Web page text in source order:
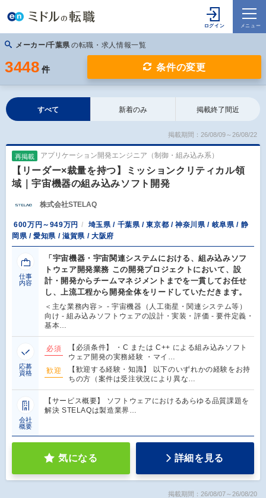
メーカー/千葉県 の転職・求人情報一覧
3448 件 条件の変更
すべて 新着のみ 掲載終了間近
掲載期間：26/08/09～26/08/22
再掲載 アプリケーション開発エンジニア（制御・組み込み系）
【リーダー×裁量を持つ】ミッションクリティカル領
域｜宇宙機器の組み込みソフト開発
株式会社STELAQ
600万円～949万円
埼玉県 / 千葉県 / 東京都 / 神奈川県 / 岐阜県 / 静
岡県 / 愛知県 / 滋賀県 / 大阪府
仕事
内容
「宇宙機器・宇宙関連システムにおける、組み込みソフ
トウェア開発業務 この開発プロジェクトにおいて、設
計・開発からチームマネジメントまでを一貫してお任せ
し、上流工程から開発全体をリードしていただきます。
＜主な業務内容＞ - 宇宙機器（人工衛星・関連システム等）
向け - 組み込みソフトウェアの設計・実装・評価 - 要件定義・
基本…
応募
資格
必須
【必須条件】 ・C または C++ による組み込みソフト
ウェア開発の実務経験 ・マイ…
歓迎
【歓迎する経験・知識】 以下のいずれかの経験をお持
ちの方（案件は受注状況により異な…
会社
概要
【サービス概要】 ソフトウェアにおけるあらゆる品質課題を
解決 STELAQは製造業界…
気になる 詳細を見る
掲載期間：26/08/07～26/08/20